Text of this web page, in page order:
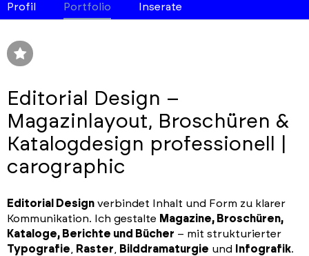
Profil Portfolio Inserate
Editorial Design –
Magazinlayout, Broschüren &
Katalogdesign professionell |
carographic
Editorial Design verbindet Inhalt und Form zu klarer
Kommunikation. Ich gestalte Magazine, Broschüren,
Kataloge, Berichte und Bücher – mit strukturierter
Typografie
Raster Bilddramaturgie und Infografik.